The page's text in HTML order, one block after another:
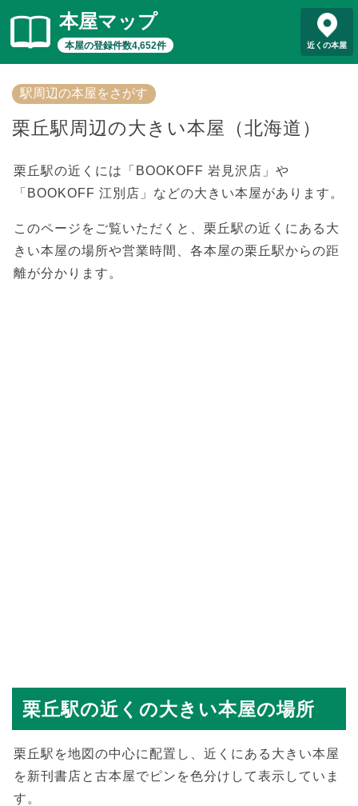
本屋マップ
本屋の登録件数4,652件 近くの本屋
駅周辺の本屋をさがす
栗丘駅周辺の大きい本屋（北海道）
栗丘駅の近くには「BOOKOFF 岩見沢店」や
「BOOKOFF 江別店」などの大きい本屋があります。
このページをご覧いただくと、栗丘駅の近くにある大
きい本屋の場所や営業時間、各本屋の栗丘駅からの距
離が分かります。
栗丘駅の近くの大きい本屋の場所
栗丘駅を地図の中心に配置し、近くにある大きい本屋
を新刊書店と古本屋でピンを色分けして表示していま
す。